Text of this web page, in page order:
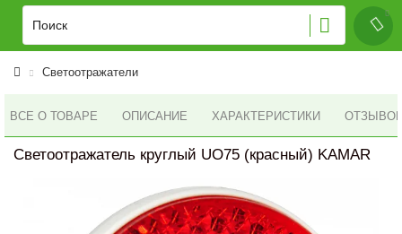
Светоотражатели
ВСЕ О ТОВАРЕ ОПИСАНИЕ ХАРАКТЕРИСТИКИ ОТЗЫВОВ
Светоотражатель круглый UO75 (красный) KAMAR